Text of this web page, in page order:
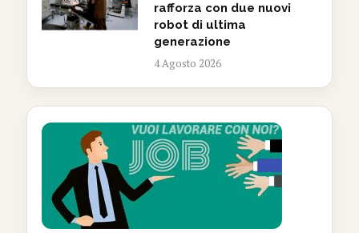
rafforza con due nuovi
robot di ultima
generazione
4 Agosto 2026